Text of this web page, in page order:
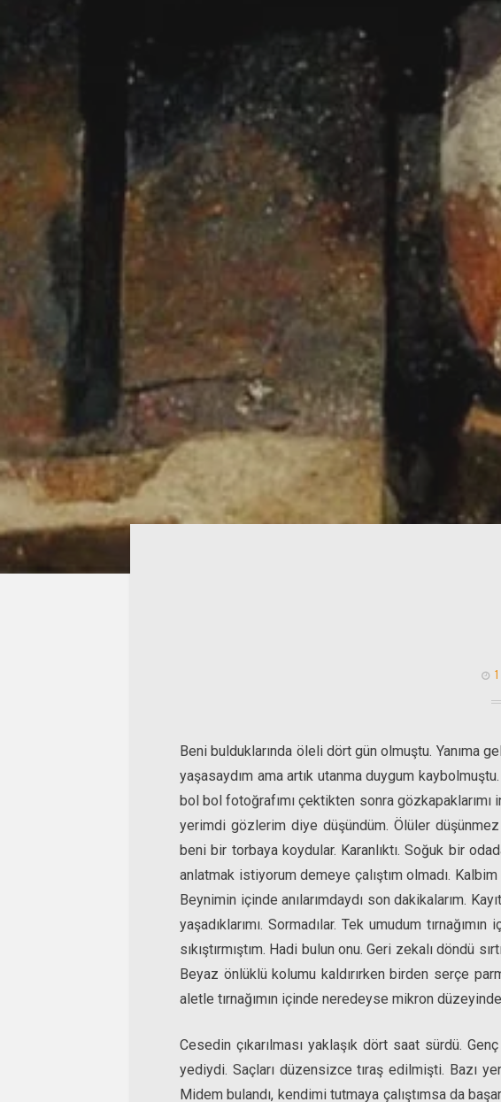
Beni bulduklarında öleli dört gün olmuştu. Yanıma
yaşasaydım ama artık utanma duygum
bol bol fotoğrafımı çektikten sonra gözkapaklarımı
yerimdi gözlerim diye düşündüm. Ölüler
beni bir torbaya koydular. Karanlıktı. Soğuk bir
anlatmak istiyorum demeye çalıştım olmadı.
Beynimin içinde anılarımdaydı son dakikalarım.
yaşadıklarımı. Sormadılar. Tek umudum
sıkıştırmıştım. Hadi bulun onu. Geri zekalı döndü
Beyaz önlüklü kolumu kaldırırken birden serçe
aletle tırnağımın içinde neredeyse mikron
Cesedin çıkarılması yaklaşık dört saat sürdü.
yediydi. Saçları düzensizce tıraş edilmişti. Bazı
Midem bulandı, kendimi tutmaya çalıştımsa da